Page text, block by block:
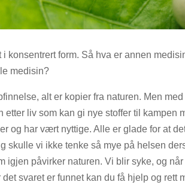
i konsentrert form. Så hva er annen
medisin?
alt er kopier fra naturen. Men
etter liv som kan gi nye stoffer til
og har vært nyttige. Alle er glade for at
skulle vi ikke tenke så mye på helsen
igjen påvirker naturen. Vi blir syke, og
svaret er funnet kan du få hjelp og rett